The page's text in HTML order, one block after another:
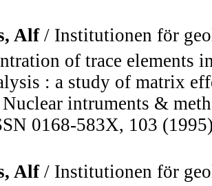
Alf/ Institutionen för
of trace
: a study of matrix
intruments &
0168-583X, 103
Alf/ Institutionen för